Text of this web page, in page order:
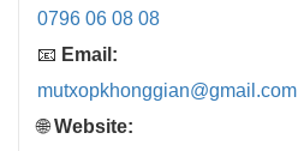
0796 06 08 08
📧 Email:
mutxopkhonggian@gmail.com
🌐Website: